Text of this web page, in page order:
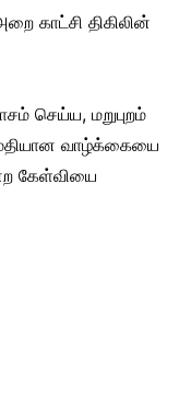
காட்சி திகிலின்
செய்ய, மறுபுறம்
வாழ்க்கையை
கேள்வியை